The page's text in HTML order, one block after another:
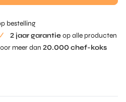
bestelling
2 jaar garantieop alle producten
meer dan 20.000 chef-koks